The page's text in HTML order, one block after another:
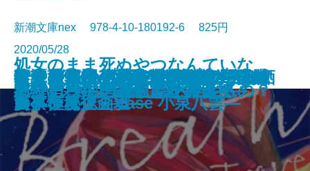
スクールカースト殺人教室 リベ
ンジ
オニキスII―公爵令嬢刑事 西有栖
宮綾子―
君と漕ぐ3―ながとろ高校カヌー
部と孤高の女王―
鏡館の殺人
コンビニ兄弟―テンダネス門司港
こがね村店―
ケーキ王子の名推理(スペシャリ
テ)5
奇譚蒐集録―北の大地のイコンヌ
ㇷ゚―
さよなら世界の終わり
処女のまま死ぬやつなんていな
い、みんな世の中にやられちまう
からな
呪殺島の殺人
新潮文庫nex 978-4-10-180192-6 825円
2020/05/28
あなたはここで、息ができるの？
#チャンネル登録してください
トリガー―国家認定殺人者―
暗号通貨クライシス―BUG 広域
警察極秘捜査班―
彼女は弊社の泥酔ヒロイン―三友
商事怪魔企画室―
綺羅星―銀座ともしび探偵社―
トリカブトの花言葉を教えて
青ノ果テ―花巻農芸高校地学部の
夏―
不終の怪談 文豪とアルケミスト
ノベライズ―case 小泉八雲―
さよならの言い方なんて知らな
い。3